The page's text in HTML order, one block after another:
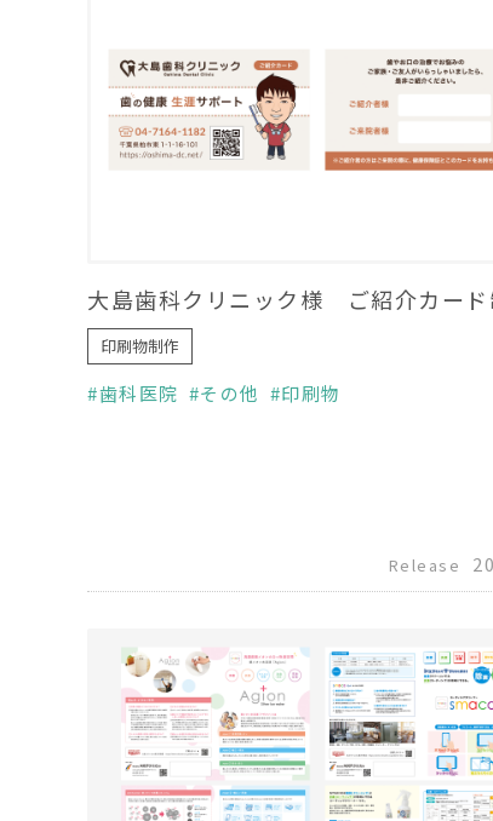
大島歯科クリニック様 ご紹介カード
印刷物制作
歯科医院 その他 印刷物
Release